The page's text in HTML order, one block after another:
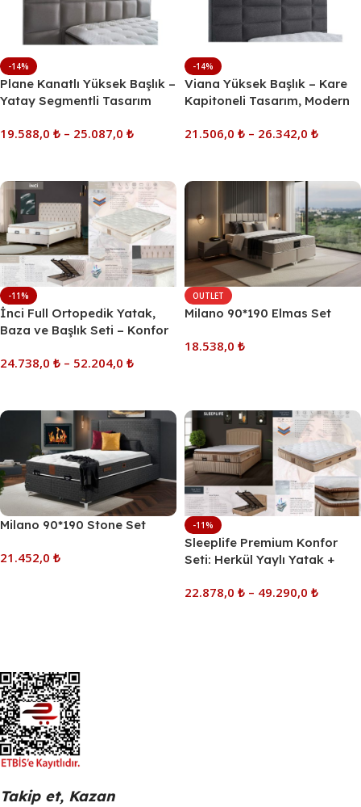
-14%
Plane Kanatlı Yüksek Başlık –
Yatay Segmentli Tasarım
19.588,0 ₺ – 25.087,0 ₺
-14%
Viana Yüksek Başlık – Kare
Kapitoneli Tasarım, Modern
21.506,0 ₺ – 26.342,0 ₺
-11%
İnci Full Ortopedik Yatak,
Baza ve Başlık Seti – Konfor
24.738,0 ₺ – 52.204,0 ₺
OUTLET
Milano 90*190 Elmas Set
18.538,0 ₺
Milano 90*190 Stone Set
21.452,0 ₺
-11%
Sleeplife Premium Konfor
Seti: Herkül Yaylı Yatak +
200×200)
22.878,0 ₺ – 49.290,0 ₺
Takip et, Kazan